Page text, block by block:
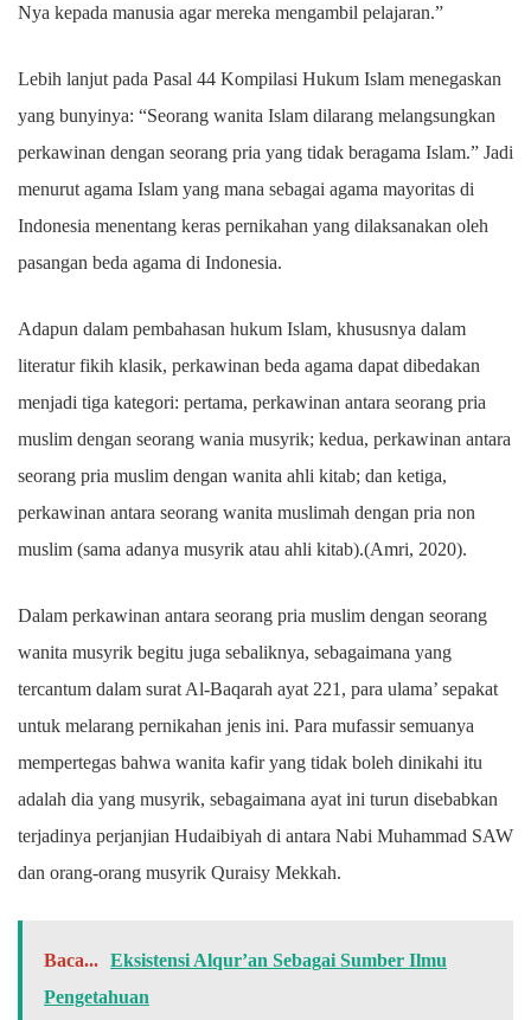
Nya kepada manusia agar mereka mengambil pelajaran.”
Lebih lanjut pada Pasal 44 Kompilasi Hukum Islam menegaskan
yang bunyinya: “Seorang wanita Islam dilarang melangsungkan
perkawinan dengan seorang pria yang tidak beragama Islam.” Jadi
menurut agama Islam yang mana sebagai agama mayoritas di
Indonesia menentang keras pernikahan yang dilaksanakan oleh
pasangan beda agama di Indonesia.
Adapun dalam pembahasan hukum Islam, khususnya dalam
literatur fikih klasik, perkawinan beda agama dapat dibedakan
menjadi tiga kategori: pertama, perkawinan antara seorang pria
muslim dengan seorang wania musyrik; kedua, perkawinan antara
seorang pria muslim dengan wanita ahli kitab; dan ketiga,
perkawinan antara seorang wanita muslimah dengan pria non
muslim (sama adanya musyrik atau ahli kitab).(Amri, 2020).
Dalam perkawinan antara seorang pria muslim dengan seorang
wanita musyrik begitu juga sebaliknya, sebagaimana yang
tercantum dalam surat Al-Baqarah ayat 221, para ulama’ sepakat
untuk melarang pernikahan jenis ini. Para mufassir semuanya
mempertegas bahwa wanita kafir yang tidak boleh dinikahi itu
adalah dia yang musyrik, sebagaimana ayat ini turun disebabkan
terjadinya perjanjian Hudaibiyah di antara Nabi Muhammad SAW
dan orang-orang musyrik Quraisy Mekkah.
Baca... Eksistensi Alqur’an Sebagai Sumber Ilmu
Pengetahuan